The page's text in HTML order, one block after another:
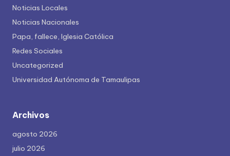
Noticias Locales
Noticias Nacionales
Papa, fallece, Iglesia Católica
Redes Sociales
Uncategorized
Universidad Autónoma de Tamaulipas
Archivos
agosto 2026
julio 2026